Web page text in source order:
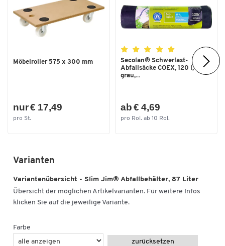
Möbelroller 575 x 300 mm
nur € 17,49
pro St.
Secolan® Schwerlast-
Abfallsäcke COEX, 120 l,
grau,...
ab € 4,69
pro Rol. ab 10 Rol.
Varianten
Variantenübersicht - Slim Jim® Abfallbehälter, 87 Liter
Übersicht der möglichen Artikelvarianten. Für weitere Infos
klicken Sie auf die jeweilige Variante.
Farbe
zurücksetzen